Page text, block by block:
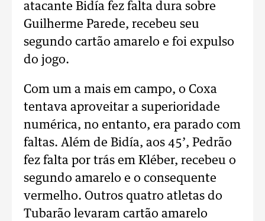
atacante Bidía fez falta dura sobre
Guilherme Parede, recebeu seu
segundo cartão amarelo e foi expulso
do jogo.
Com um a mais em campo, o Coxa
tentava aproveitar a superioridade
numérica, no entanto, era parado com
faltas. Além de Bidía, aos 45’, Pedrão
fez falta por trás em Kléber, recebeu o
segundo amarelo e o consequente
vermelho. Outros quatro atletas do
Tubarão levaram cartão amarelo